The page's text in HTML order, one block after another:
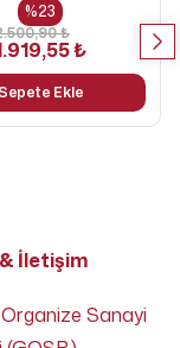
%23
₺
₺
Sepete Ekle
İletişim
Sanayi